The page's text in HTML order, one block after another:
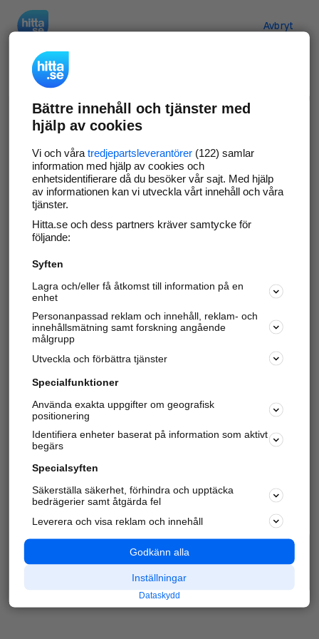
Avbryt
Verifiera ditt företag
Gör som 69 554företag
företagssida på hitta.se och syns bättre mot
kunder i ditt närområde. Helt kostnadsfritt.
Uppdatera din företagsinformation
Svara på och hantera dina omdömen
Har du redan verifierat ditt företag? Logga in
Varje vecka besöker du och4 miljoner
andra
härliga användare oss för att hitta rätt lokal
information om företag, privatpersoner och
platser.
Bättre innehåll och tjänster med
hjälp av cookies
Vi och våra tredjepartsleverantörer(122) samlar
information med hjälp av cookies och
enhetsidentifierare då du besöker vår sajt. Med hjälp
av informationen kan vi utveckla vårt innehåll och våra
tjänster.
Hitta.se och dess partners kräver samtycke för
följande:
Syften
Lagra och/eller få åtkomst till information på en
enhet
Personanpassad reklam och innehåll, reklam- och
innehållsmätning samt forskning angående
målgrupp
Utveckla och förbättra tjänster
Specialfunktioner
Använda exakta uppgifter om geografisk
positionering
Identifiera enheter baserat på information som aktivt
begärs
Specialsyften
Säkerställa säkerhet, förhindra och upptäcka
bedrägerier samt åtgärda fel
Leverera och visa reklam och innehåll
Godkänn alla
Inställningar
Dataskydd